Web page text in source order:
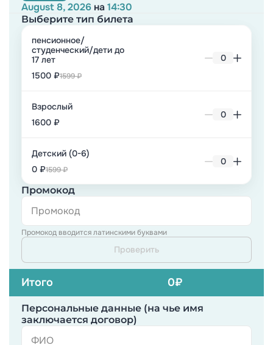
August 8, 2026 на 14:30
Выберите тип билета
пенсионное/
студенческий/дети до
17 лет
1500 ₽1599 ₽
Взрослый
1600 ₽
Детский (0-6)
0 ₽1599 ₽
Промокод
Промокод вводится латинскими буквами
Проверить
Итого 0₽
Персональные данные (на чье имя
заключается договор)